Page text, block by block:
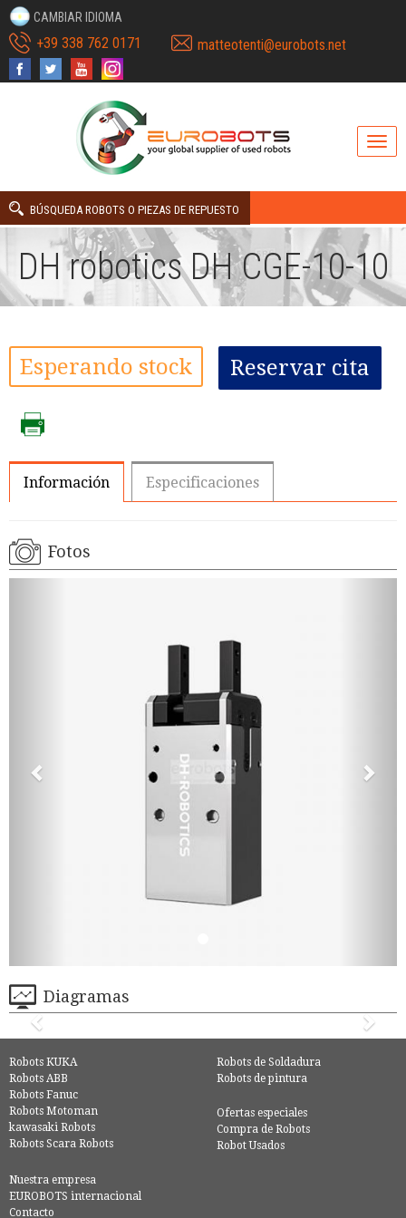
CAMBIAR IDIOMA
+39 338 762 0171 matteotenti@eurobots.net
BÚSQUEDA ROBOTS O PIEZAS DE REPUESTO
DH robotics DH CGE-10-10
Esperando stock Reservar cita
Información Especificaciones
Fotos
Diagramas
Robots KUKA
Robots ABB
Robots Fanuc
Robots Motoman
kawasaki Robots
Robots Scara Robots
Robots de Soldadura
Robots de pintura
Ofertas especiales
Compra de Robots
Robot Usados
Nuestra empresa
EUROBOTS internacional
Contacto